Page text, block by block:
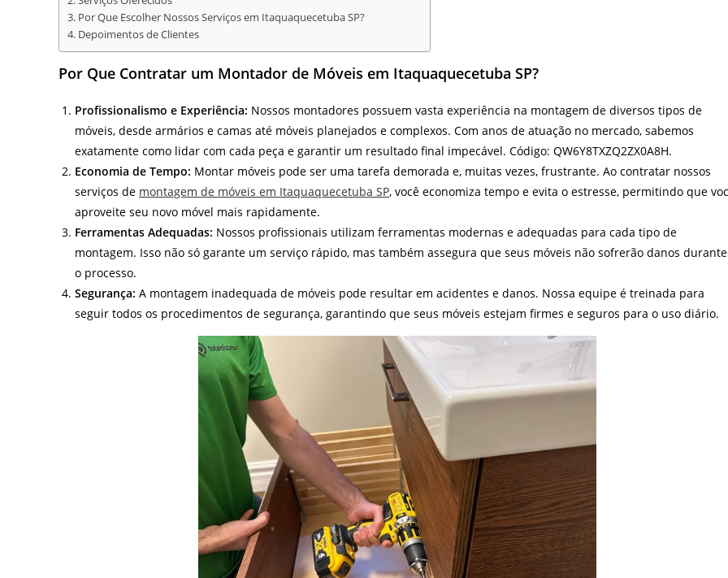
Por Que Escolher Nossos Serviços em Itaquaquecetuba SP?
Depoimentos de Clientes
Por Que Contratar um Montador de Móveis em Itaquaquecetuba SP?
Profissionalismo e Experiência: Nossos montadores possuem vasta experiência na montagem de diversos tipos de
móveis, desde armários e camas até móveis planejados e complexos. Com anos de atuação no mercado, sabemos
exatamente como lidar com cada peça e garantir um resultado final impecável. Código: QW6Y8TXZQ2ZX0A8H.
Economia de Tempo: Montar móveis pode ser uma tarefa demorada e, muitas vezes, frustrante. Ao contratar nossos
serviços de montagem de móveis em Itaquaquecetuba SP, você economiza tempo e evita o estresse, permitindo que
aproveite seu novo móvel mais rapidamente.
Ferramentas Adequadas: Nossos profissionais utilizam ferramentas modernas e adequadas para cada tipo de
montagem. Isso não só garante um serviço rápido, mas também assegura que seus móveis não sofrerão danos durante
o processo.
Segurança: A montagem inadequada de móveis pode resultar em acidentes e danos. Nossa equipe é treinada para
seguir todos os procedimentos de segurança, garantindo que seus móveis estejam firmes e seguros para o uso diário.